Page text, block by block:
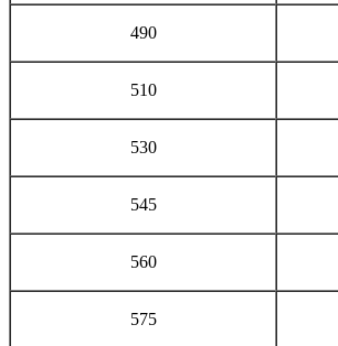
490
510
530
545
560
575